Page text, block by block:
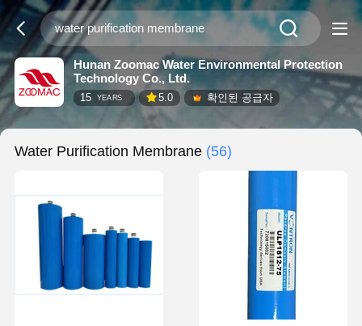
Hunan Zoomac Water Environmental Protection
Technology Co., Ltd.
15 YEARS 5.0 확인된 공급자
Water Purification Membrane (56)